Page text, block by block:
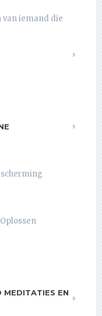
iemand die
MEDITATIES EN